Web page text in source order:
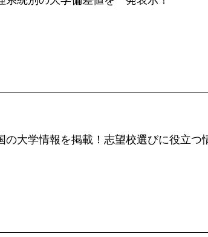
の大学情報を掲載！志望校選びに役立